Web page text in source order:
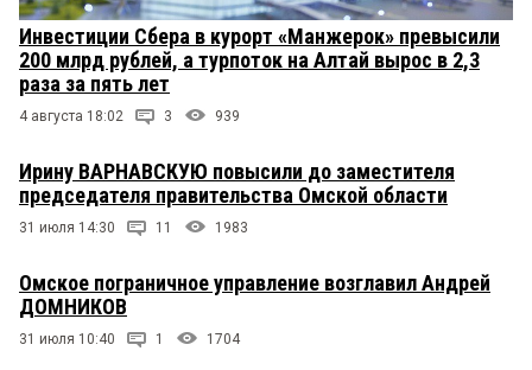
Инвестиции Сбера в курорт «Манжерок» превысили
200 млрд рублей, а турпоток на Алтай вырос в 2,3
раза за пять лет
4 августа 18:02 3 939
Ирину ВАРНАВСКУЮ повысили до заместителя
председателя правительства Омской области
31 июля 14:30 11 1983
Омское пограничное управление возглавил Андрей
ДОМНИКОВ
31 июля 10:40 1 1704